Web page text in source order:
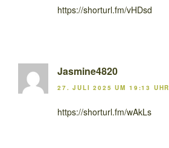
https://shorturl.fm/vHDsd
Jasmine4820
27. JULI 2025 UM 19:13 UHR
https://shorturl.fm/wAkLs